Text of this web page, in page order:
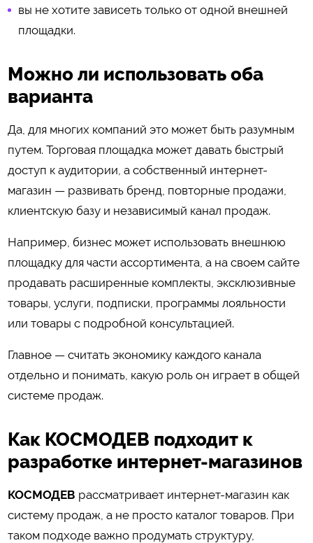
вы не хотите зависеть только от одной внешней
площадки.
Можно ли использовать оба
варианта
Да, для многих компаний это может быть разумным
путем. Торговая площадка может давать быстрый
доступ к аудитории, а собственный интернет-
магазин — развивать бренд, повторные продажи,
клиентскую базу и независимый канал продаж.
Например, бизнес может использовать внешнюю
площадку для части ассортимента, а на своем сайте
продавать расширенные комплекты, эксклюзивные
товары, услуги, подписки, программы лояльности
или товары с подробной консультацией.
Главное — считать экономику каждого канала
отдельно и понимать, какую роль он играет в общей
системе продаж.
Как КОСМОДЕВ подходит к
разработке интернет-магазинов
КОСМОДЕВ рассматривает интернет-магазин как
систему продаж, а не просто каталог товаров. При
таком подходе важно продумать структуру,